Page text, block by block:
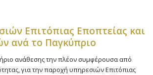
Επιτόπιας Εποπτείας και
ανά το Παγκύπριο
ανάθεσης την πλέον συμφέρουσα από
για την παροχή υπηρεσιών Επιτόπιας